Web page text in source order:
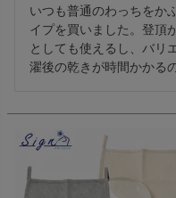
いつも普通のわっちをか
イプを買いました。登頂
としても使えるし、バリ
濯後の乾きが時間かかる